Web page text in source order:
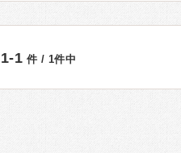
1-1 件 / 1件中